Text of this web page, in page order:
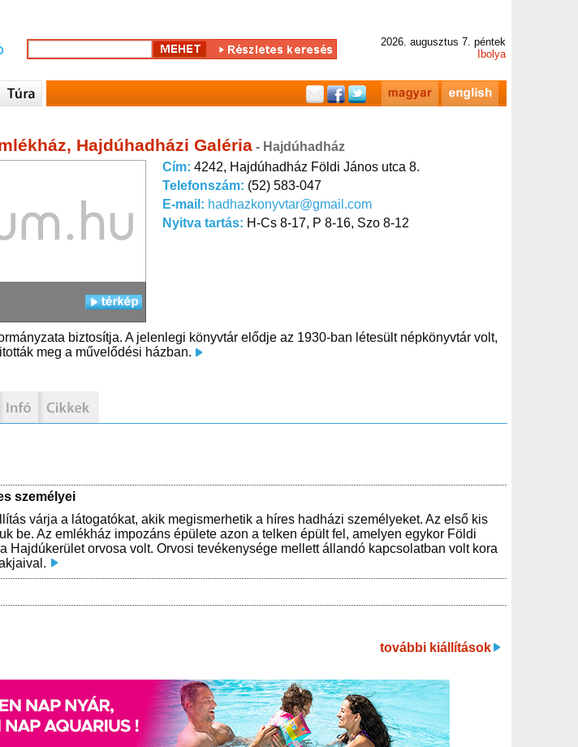
2026. augusztus 7. péntek
Ibolya
Hajdúhadházi Galéria - Hajdúhadház
Cím: 4242, Hajdúhadház Földi János utca 8.
Telefonszám: (52) 583-047
E-mail: hadhazkonyvtar@gmail.com
Nyitva tartás: H-Cs 8-17, P 8-16, Szo 8-12
biztosítja. A jelenlegi könyvtár elődje az 1930-ban létesült népkönyvtár volt,
meg a művelődési házban.
személyei
várja a látogatókat, akik megismerhetik a híres hadházi személyeket. Az első kis
be. Az emlékház impozáns épülete azon a telken épült fel, amelyen egykor Földi
Hajdúkerület orvosa volt. Orvosi tevékenysége mellett állandó kapcsolatban volt kora
további kiállítások